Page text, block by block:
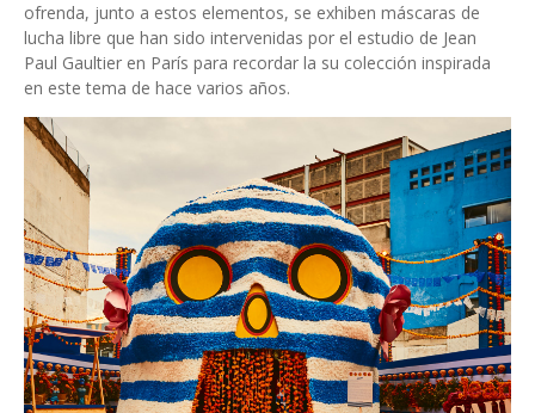
ofrenda, junto a estos elementos, se exhiben máscaras de
lucha libre que han sido intervenidas por el estudio de Jean
Paul Gaultier en París para recordar la su colección inspirada
en este tema de hace varios años.